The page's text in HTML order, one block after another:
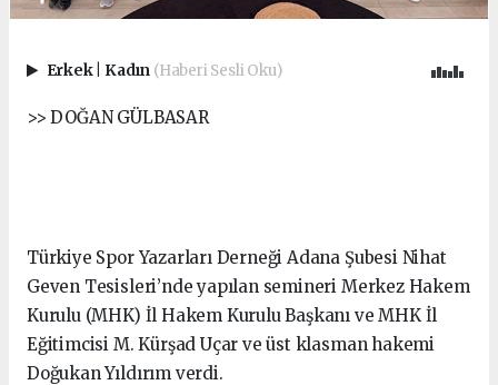
Erkek Kadın (Haberi Sesli Oku)
>> DOĞAN GÜLBASAR
Türkiye Spor Yazarları Derneği Adana Şubesi Nihat
Geven Tesisleri’nde yapılan semineri Merkez Hakem
Kurulu (MHK) İl Hakem Kurulu Başkanı ve MHK İl
Eğitimcisi M. Kürşad Uçar ve üst klasman hakemi
Doğukan Yıldırım verdi.